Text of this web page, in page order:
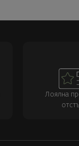
Лоялна